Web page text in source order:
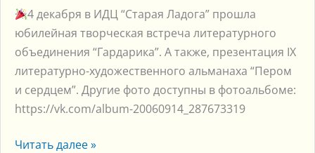
4 декабря в ИДЦ “Старая Ладога” прошла
юбилейная творческая встреча литературного
объединения “Гардарика”. А также, презентация IX
литературно-художественного альманаха “Пером
и сердцем”. Другие фото доступны в фотоальбоме:
https://vk.com/album-20060914_287673319
Читать далее »